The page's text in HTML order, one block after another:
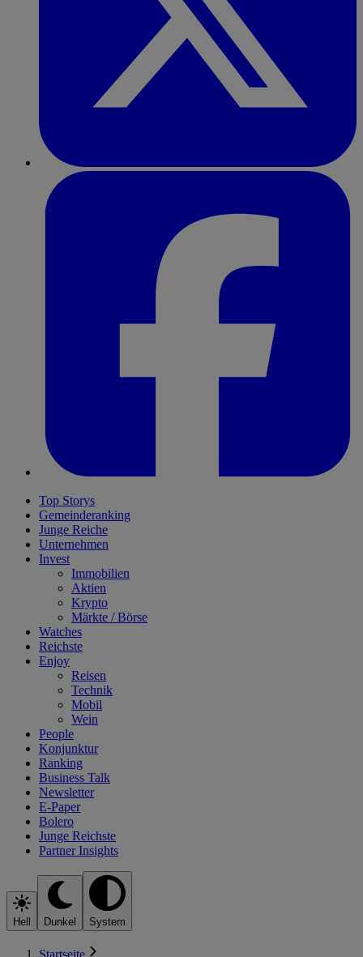
Top Storys
Gemeinderanking
Junge Reiche
Unternehmen
Invest
Immobilien
Aktien
Krypto
Märkte / Börse
Watches
Reichste
Enjoy
Reisen
Technik
Mobil
Wein
People
Konjunktur
Ranking
Business Talk
Newsletter
E-Paper
Bolero
Junge Reichste
Partner Insights
Hell Dunkel System